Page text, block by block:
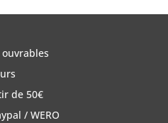
de 50€
/ WERO